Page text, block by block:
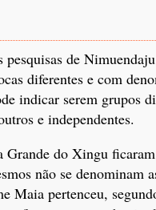
pesquisas de
diferentes e com
indicar serem grupos
e independentes.
do Xingu
não se denominam
Maia pertenceu,